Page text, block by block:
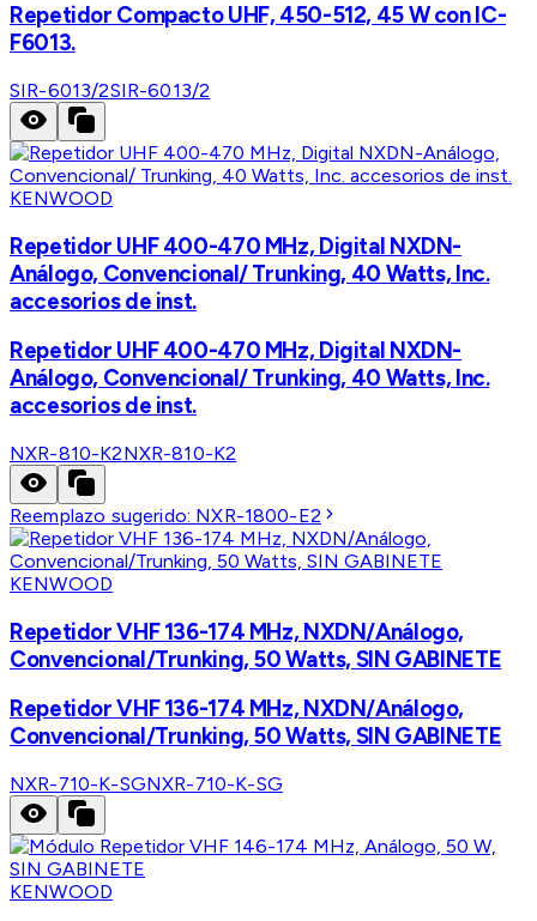
Repetidor Compacto UHF, 450-512, 45 W con IC-
F6013.
SIR-6013/2SIR-6013/2
KENWOOD
Repetidor UHF 400-470 MHz, Digital NXDN-
Análogo, Convencional/ Trunking, 40 Watts, Inc.
accesorios de inst.
Repetidor UHF 400-470 MHz, Digital NXDN-
Análogo, Convencional/ Trunking, 40 Watts, Inc.
accesorios de inst.
NXR-810-K2NXR-810-K2
Reemplazo sugerido: NXR-1800-E2
KENWOOD
Repetidor VHF 136-174 MHz, NXDN/Análogo,
Convencional/Trunking, 50 Watts, SIN GABINETE
Repetidor VHF 136-174 MHz, NXDN/Análogo,
Convencional/Trunking, 50 Watts, SIN GABINETE
NXR-710-K-SGNXR-710-K-SG
KENWOOD